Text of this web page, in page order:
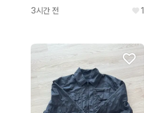
3시간 전 1